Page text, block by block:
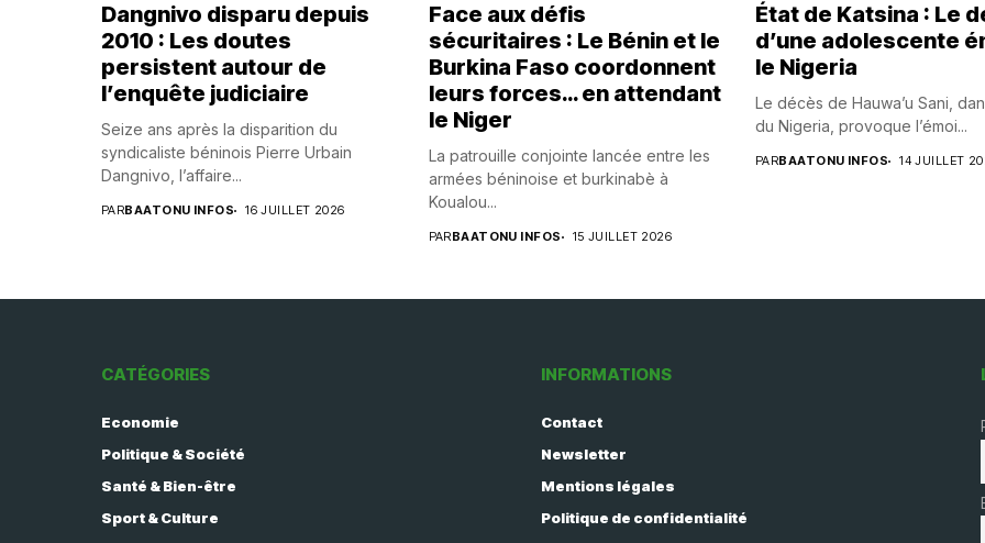
Dangnivo disparu depuis
2010 : Les doutes
persistent autour de
l’enquête judiciaire
Seize ans après la disparition du
syndicaliste béninois Pierre Urbain
Dangnivo, l’affaire...
PARBAATONU INFOS 16 JUILLET 2026
Face aux défis
sécuritaires : Le Bénin et le
Burkina Faso coordonnent
leurs forces… en attendant
le Niger
La patrouille conjointe lancée entre les
armées béninoise et burkinabè à
Koualou...
PARBAATONU INFOS 15 JUILLET 2026
État de Katsina : Le
d’une adolescente
le Nigeria
Le décès de Hauwa’u Sani,
du Nigeria, provoque l’émoi...
PARBAATONU INFOS 14 JUILLET
CATÉGORIES
Economie
Politique & Société
Santé & Bien-être
Sport & Culture
INFORMATIONS
Contact
Newsletter
Mentions légales
Politique de confidentialité